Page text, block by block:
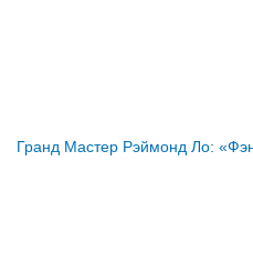
Гранд Мастер Рэймонд Ло: